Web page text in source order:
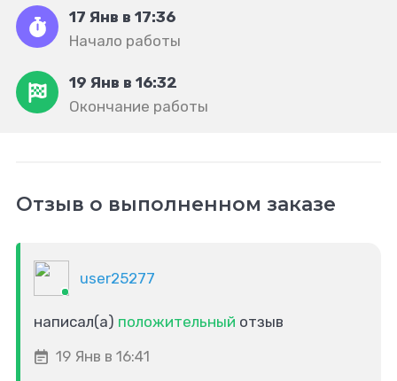
17 Янв в 17:36
Начало работы
19 Янв в 16:32
Окончание работы
Отзыв о выполненном заказе
user25277
написал(а) положительный отзыв
19 Янв в 16:41